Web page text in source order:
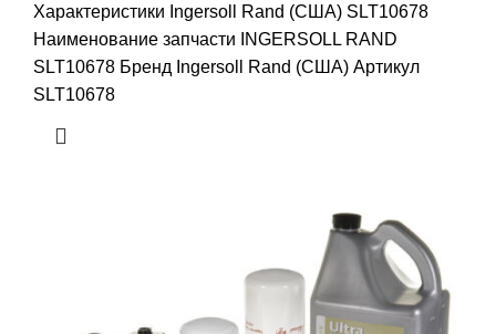
Характеристики Ingersoll Rand (США) SLT10678
Наименование запчасти INGERSOLL RAND
SLT10678 Бренд Ingersoll Rand (США) Артикул
SLT10678